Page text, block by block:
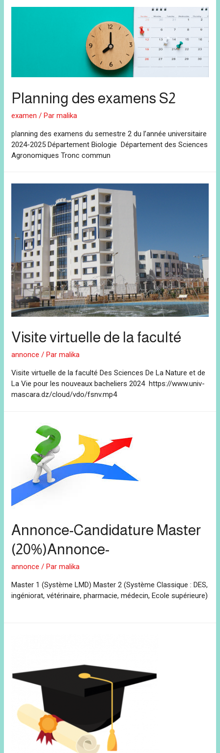
Planning des examens S2
examen / Parmalika
planning des examens du semestre 2 du l’année universitaire
2024-2025 Département Biologie Département des Sciences
Agronomiques Tronc commun
Visite virtuelle de la faculté
annonce / Parmalika
Visite virtuelle de la faculté Des Sciences De La Nature et de
La Vie pour les nouveaux bacheliers 2024 https://www.univ-
mascara.dz/cloud/vdo/fsnv.mp4
Annonce-Candidature Master
(20%)Annonce-
annonce / Parmalika
Master 1 (Système LMD) Master 2 (Système Classique : DES,
ingéniorat, vétérinaire, pharmacie, médecin, Ecole supérieure)